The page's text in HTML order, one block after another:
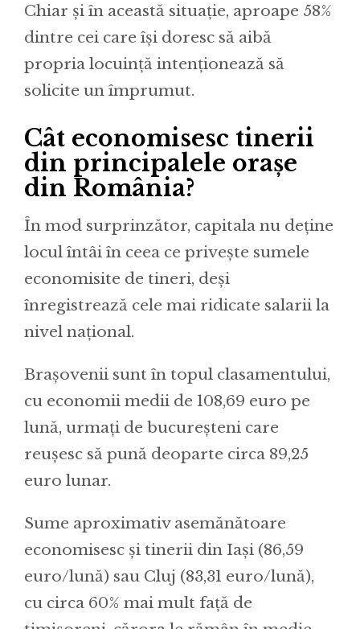
Chiar și în această situație, aproape 58%
dintre cei care își doresc să aibă
propria locuință intenționează să
solicite un împrumut.
Cât economisesc tinerii
din principalele orașe
din România?
În mod surprinzător, capitala nu deține
locul întâi în ceea ce privește sumele
economisite de tineri, deși
înregistrează cele mai ridicate salarii la
nivel național.
Brașovenii sunt în topul clasamentului,
cu economii medii de 108,69 euro pe
lună, urmați de bucureșteni care
reușesc să pună deoparte circa 89,25
euro lunar.
Sume aproximativ asemănătoare
economisesc și tinerii din Iași (86,59
euro/lună) sau Cluj (83,31 euro/lună),
cu circa 60% mai mult față de